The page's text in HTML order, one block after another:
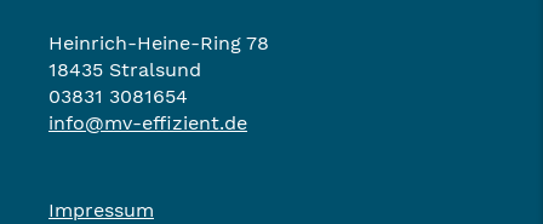
Heinrich-Heine-Ring 78
18435 Stralsund
03831 3081654
info@mv-effizient.de
Impressum